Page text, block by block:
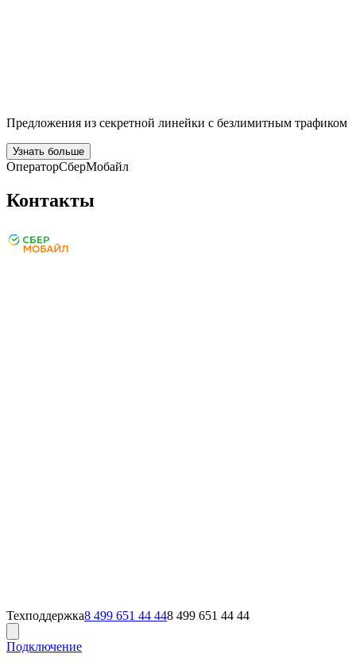
Предложения из секретной линейки с безлимитным трафиком
Узнать больше
ОператорСберМобайл
Контакты
Техподдержка8 499 651 44 448 499 651 44 44
Подключение